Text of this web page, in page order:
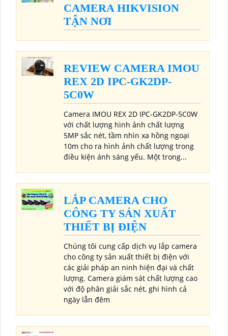
CAMERA HIKVISION
TẬN NƠI
REVIEW CAMERA IMOU
REX 2D IPC-GK2DP-
5C0W
Camera IMOU REX 2D IPC-GK2DP-5C0W
với chất lượng hình ảnh chất lượng
5MP sắc nét, tầm nhìn xa hồng ngoại
10m cho ra hình ảnh chất lượng trong
điều kiện ánh sáng yếu. Một trong...
LẮP CAMERA CHO
CÔNG TY SẢN XUẤT
THIẾT BỊ ĐIỆN
Chúng tôi cung cấp dịch vụ lắp camera
cho công ty sản xuất thiết bị điện với
các giải pháp an ninh hiện đại và chất
lượng. Camera giám sát chất lượng cao
với độ phân giải sắc nét, ghi hình cả
ngày lẫn đêm